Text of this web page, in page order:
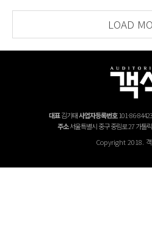
LOAD
대표김기태사업자등록번호101-86-84423
주소서울특별시 중구 중림로 27 가톨
Copyright 2018.